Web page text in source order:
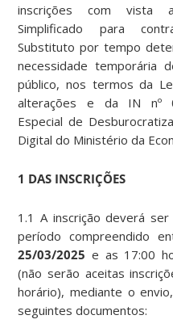
inscrições com vista
Simplificado para
Substituto por tempo
necessidade temporária
público, nos termos da
alterações e da IN nº
Especial de
Digital do Ministério da
1 DAS INSCRIÇÕES
1.1 A inscrição deverá
período compreendido
25/03/2025 e as 17:00
(não serão aceitas
horário), mediante o envio,
seguintes documentos: